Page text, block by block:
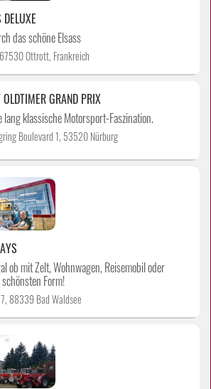
das schöne Elsass
Ottrott, Frankreich
OLDTIMER GRAND PRIX
lang klassische Motorsport-Faszination.
Boulevard 1, 53520 Nürburg
ob mit Zelt, Wohnwagen, Reisemobil oder
Form!
88339 Bad Waldsee